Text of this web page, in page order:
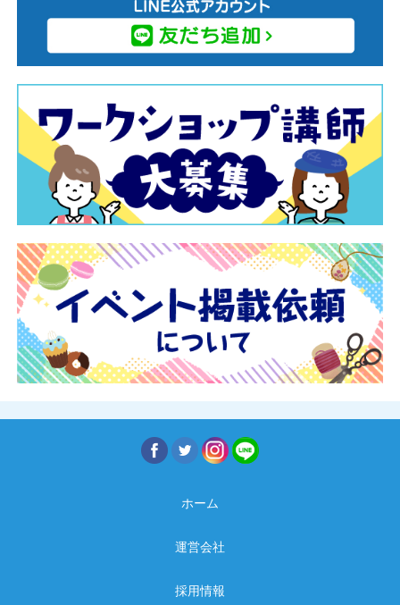
ホーム
運営会社
採用情報